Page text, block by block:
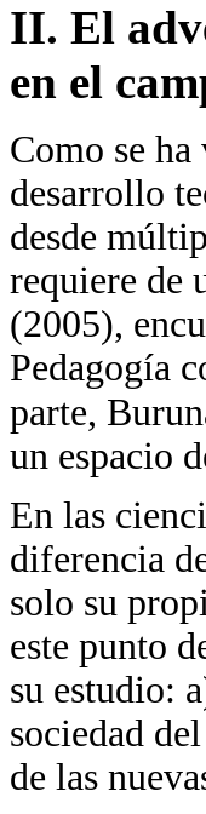
II. El
en el
Como se
desarrollo
desde
requiere de
(2005),
Pedagogía
parte,
un espacio
En las
diferencia
solo su
este punto
su estudio:
sociedad
de las